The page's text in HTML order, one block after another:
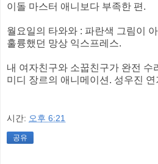
이돌 마스터 애니보다 부족한 편.
월요일의 타와와 : 파란색 그림이
훌륭했던 망상 익스프레스.
내 여자친구와 소꿉친구가 완전 수
미디 장르의 애니메이션. 성우진
시간: 오후 6:21
공유